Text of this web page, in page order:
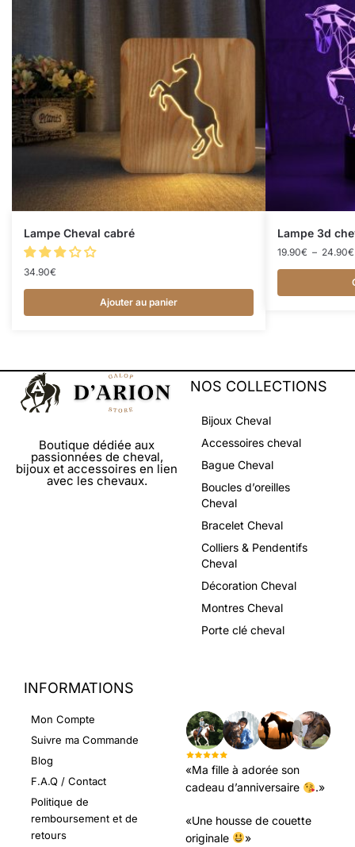
Lampe Cheval cabré
34.90€
Ajouter au panier
Lampe 3d
19.90€ – 24.90€
Boutique dédiée aux
passionnées de cheval,
bijoux et accessoires en lien
avec les chevaux.
NOS COLLECTIONS
Bijoux Cheval
Accessoires cheval
Bague Cheval
Boucles d’oreilles
Cheval
Bracelet Cheval
Colliers & Pendentifs
Cheval
Décoration Cheval
Montres Cheval
Porte clé cheval
INFORMATIONS
Mon Compte
Suivre ma Commande
Blog
F.A.Q / Contact
Politique de
remboursement et de
retours
«Ma fille à adorée son
cadeau d’anniversaire
.»
«Une housse de couette
originale
»